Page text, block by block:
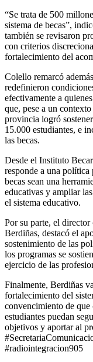
“Se trata de 500
sistema de becas”,
también se revisaron
con criterios
fortalecimiento del
Colello remarcó
redefinieron
efectivamente a
que, pese a un
provincia logró
15.000 estudiantes, e
las becas.
Desde el Instituto
responde a una política
becas sean una
educativas y ampliar
el sistema educativo.
Por su parte, el
Berdiñas, destacó el
sostenimiento de las
los programas se
ejercicio de las
Finalmente, Berdiñas
fortalecimiento del
convencimiento de que
estudiantes puedan
objetivos y aportar al
#radiointegracion905